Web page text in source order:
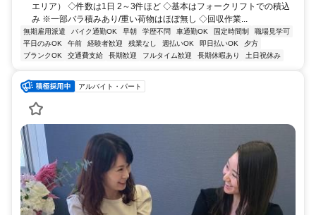
エリア） ◇件数は1日 2～3件ほど ◇基本はフォークリフトでの積込
み ※一部バラ積みあり/重い荷物はほぼ無し ◇回収作業...
無期雇用派遣 バイク通勤OK 早朝 学歴不問 車通勤OK 固定時間制
職場見学可
平日のみOK
午前 経験者歓迎 残業なし 週払いOK 即日払いOK
夕方
ブランクOK
交通費支給 長期歓迎 フルタイム歓迎 長期休暇あり 土日祝休み
アルバイト・パート